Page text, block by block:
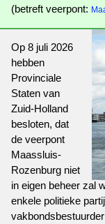
(betreft veerpont:
Op 8 juli 2026
hebben
Provinciale
Staten van
Zuid-Holland
besloten, dat
de veerpont
Maassluis-
Rozenburg niet
in eigen beheer zal
enkele politieke